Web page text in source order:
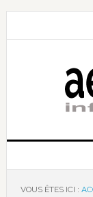
VOUS ÊTES ICI :